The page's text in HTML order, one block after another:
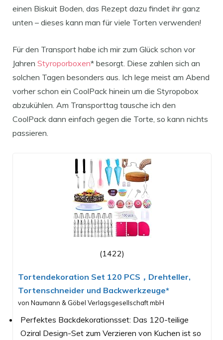
einen Biskuit Boden, das Rezept dazu findet ihr ganz
unten – dieses kann man für viele Torten verwenden!
Für den Transport habe ich mir zum Glück schon vor
Jahren Styroporboxen* besorgt. Diese zahlen sich an
solchen Tagen besonders aus. Ich lege meist am Abend
vorher schon ein CoolPack hinein um die Styropobox
abzukühlen. Am Transporttag tausche ich den
CoolPack dann einfach gegen die Torte, so kann nichts
passieren.
(1422)
Tortendekoration Set 120 PCS，Drehteller,
Tortenschneider und Backwerkzeuge*
von Naumann & Göbel Verlagsgesellschaft mbH
Perfektes Backdekorationsset: Das 120-teilige
Oziral Design-Set zum Verzieren von Kuchen ist so